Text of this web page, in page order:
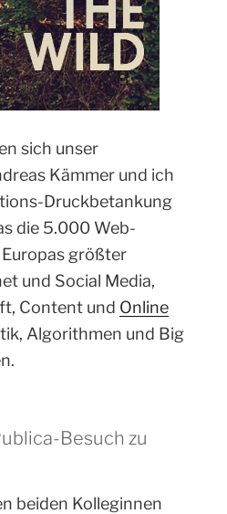
sich unser
Kämmer und ich
Druckbetankung
die 5.000 Web-
größter
und Social Media,
Content und Online
Algorithmen und Big
Besuch zu
beiden Kolleginnen